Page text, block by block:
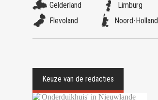
Gelderland Limburg
Flevoland
Noord-Holland